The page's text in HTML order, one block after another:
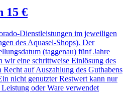
15 €
Dienstleistungen im jeweiligen
des Aquasel-Shops). Der
(taggenau) fünf Jahre
wir eine schrittweise Einlösung des
Recht auf Auszahlung des Guthabens
nicht genutzter Restwert kann nur
oder Ware verwendet